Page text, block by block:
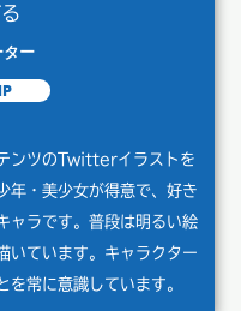
ター
ンツのTwitterイラストを
年・美少女が得意で、好き
ャラです。普段は明るい絵
いています。キャラクター
を常に意識しています。